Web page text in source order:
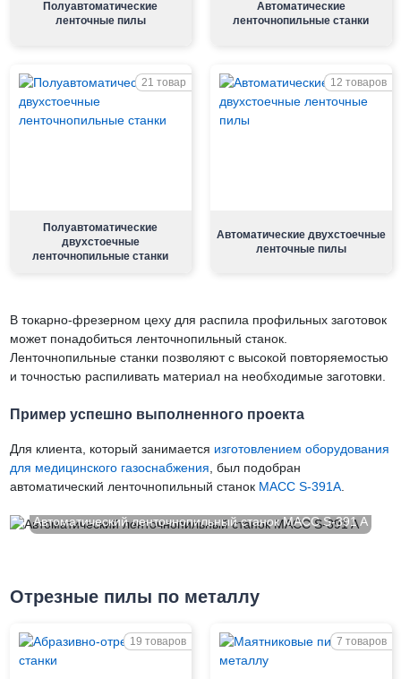
Полуавтоматичес­кие
ленточные пилы
Автоматические
ленточнопильные станки
21 товар
Полуавтоматические
двухстоечные
ленточнопильные станки
12 товаров
Автоматические двухстоечные
ленточные пилы
В токарно-фрезерном цеху для распила профильных заготовок
может понадобиться ленточнопильный станок.
Ленточнопильные станки позволяют с высокой повторяемостью
и точностью распиливать материал на необходимые заготовки.
Пример успешно выполненного проекта
Для клиента, который занимается изготовлением оборудования
для медицинского газоснабжения , был подобран
автоматический ленточнопильный станок MACC S-391A.
Автоматический ленточнопильный станок MACC S-391 A
Отрезные пилы по металлу
19 товаров 7 товаров